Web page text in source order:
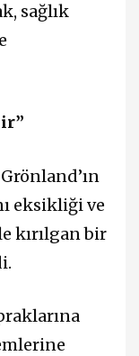
sağlık
eksikliği ve
kırılgan bir